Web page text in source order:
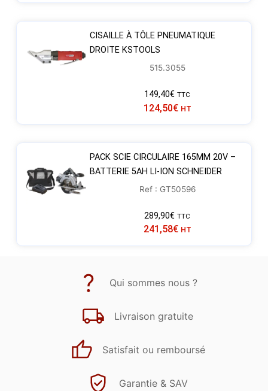
CISAILLE À TÔLE PNEUMATIQUE
DROITE KSTOOLS
515.3055
149,40€ TTC
124,50€ HT
PACK SCIE CIRCULAIRE 165MM 20V –
BATTERIE 5AH LI-ION SCHNEIDER
Ref : GT50596
289,90€ TTC
241,58€ HT
Qui sommes nous ?
Livraison gratuite
Satisfait ou remboursé
Garantie & SAV